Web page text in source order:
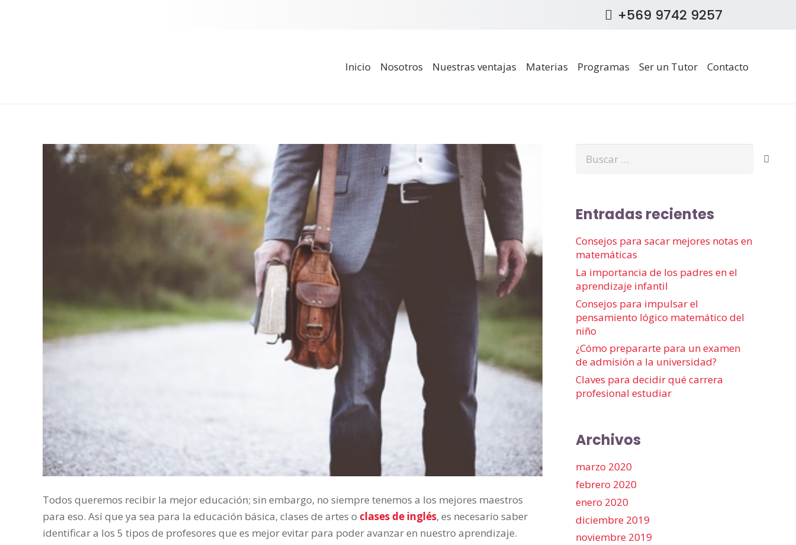
+569 9742 9257
Inicio Nosotros Nuestras ventajas Materias Programas Ser un Tutor Contacto
Todos queremos recibir la mejor educación; sin embargo, no siempre tenemos a los mejores maestros
para eso. Así que ya sea para la educación básica, clases de artes o clases de inglés, es necesario saber
identificar a los 5 tipos de profesores que es mejor evitar para poder avanzar en nuestro aprendizaje.
Entradas recientes
Consejos para sacar mejores notas en
matemáticas
La importancia de los padres en el
aprendizaje infantil
Consejos para impulsar el
pensamiento lógico matemático del
niño
¿Cómo prepararte para un examen
de admisión a la universidad?
Claves para decidir qué carrera
profesional estudiar
Archivos
marzo 2020
febrero 2020
enero 2020
diciembre 2019
noviembre 2019